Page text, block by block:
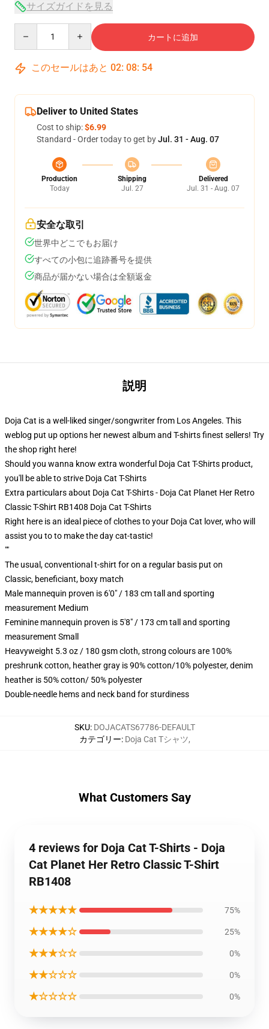
サイズガイドを見る
カートに追加
このセールはあと 02: 08: 53
Deliver to United States
Cost to ship:$6.99
Standard - Order today to get byJul. 31 - Aug. 07
Production
Today
Shipping
Jul. 27
Delivered
Jul. 31 - Aug. 07
安全な取引
世界中どこでもお届け
すべての小包に追跡番号を提供
商品が届かない場合は全額返金
説明
Doja Cat is a well-liked singer/songwriter from Los Angeles. This
weblog put up options her newest album and T-shirts finest sellers! Try
the shop right here!
Should you wanna know extra wonderful Doja Cat T-Shirts product,
you'll be able to strive Doja Cat T-Shirts
Extra particulars about Doja Cat T-Shirts - Doja Cat Planet Her Retro
Classic T-Shirt RB1408 Doja Cat T-Shirts
Right here is an ideal piece of clothes to your Doja Cat lover, who will
assist you to to make the day cat-tastic!
""
The usual, conventional t-shirt for on a regular basis put on
Classic, beneficiant, boxy match
Male mannequin proven is 6'0" / 183 cm tall and sporting
measurement Medium
Feminine mannequin proven is 5'8" / 173 cm tall and sporting
measurement Small
Heavyweight 5.3 oz / 180 gsm cloth, strong colours are 100%
preshrunk cotton, heather gray is 90% cotton/10% polyester, denim
heather is 50% cotton/ 50% polyester
Double-needle hems and neck band for sturdiness
SKU: DOJACATS67786-DEFAULT
カテゴリー: Doja Cat Tシャツ,
What Customers Say
4 reviews for Doja Cat T-Shirts - Doja
Cat Planet Her Retro Classic T-Shirt
RB1408
★★★★★ 75%
★★★★☆ 25%
★★★☆☆ 0%
★★☆☆☆ 0%
★☆☆☆☆ 0%